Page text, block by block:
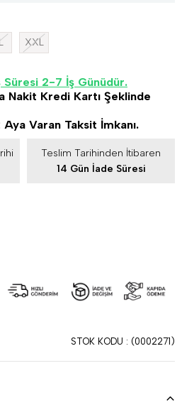
XXL
2-7 İş Günüdür.
Nakit Kredi Kartı Şeklinde
Varan Taksit İmkanı.
Teslim Tarihinden İtibaren
14 Gün İade Süresi
STOK KODU (0002271)